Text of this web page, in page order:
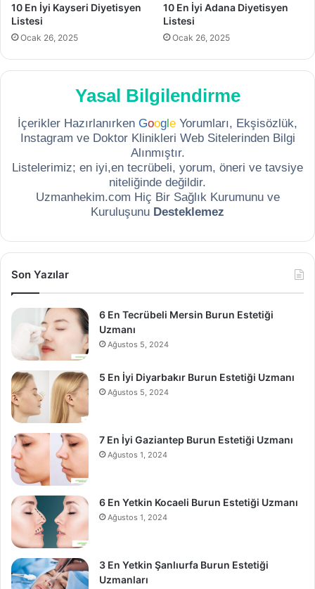
10 En İyi Kayseri Diyetisyen
Listesi
Ocak 26, 2025
10 En İyi Adana Diyetisyen
Listesi
Ocak 26, 2025
Yasal Bilgilendirme
İçerikler Hazırlanırken Google Yorumları, Ekşisözlük,
Instagram ve Doktor Klinikleri Web Sitelerinden Bilgi
Alınmıştır.
Listelerimiz; en iyi,en tecrübeli, yorum, öneri ve tavsiye
niteliğinde değildir.
Uzmanhekim.com Hiç Bir Sağlık Kurumunu ve
Kuruluşunu Desteklemez
Son Yazılar
6 En Tecrübeli Mersin Burun Estetiği
Uzmanı
Ağustos 5, 2024
5 En İyi Diyarbakır Burun Estetiği Uzmanı
Ağustos 5, 2024
7 En İyi Gaziantep Burun Estetiği Uzmanı
Ağustos 1, 2024
6 En Yetkin Kocaeli Burun Estetiği Uzmanı
Ağustos 1, 2024
3 En Yetkin Şanlıurfa Burun Estetiği
Uzmanları